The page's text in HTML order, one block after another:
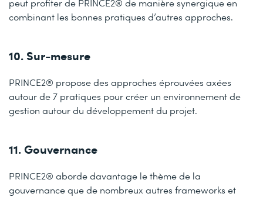
peut profiter de PRINCE2® de manière synergique en
combinant les bonnes pratiques d’autres approches.
10. Sur-mesure
PRINCE2® propose des approches éprouvées axées
autour de 7 pratiques pour créer un environnement de
gestion autour du développement du projet.
11. Gouvernance
PRINCE2® aborde davantage le thème de la
gouvernance que de nombreux autres frameworks et